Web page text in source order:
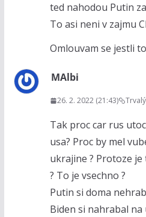
ted nahodou Putin
To asi neni v zajmu
Omlouvam se jestli
MAlbi
26. 2. 2022 (21:43)
Tak proc car rus
usa? Proc by mel
ukrajine ? Protoze je
? To je vsechno ?
Putin si doma
Biden si nahrabal